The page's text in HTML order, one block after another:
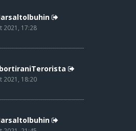
2021, 17:28
2021, 18:20